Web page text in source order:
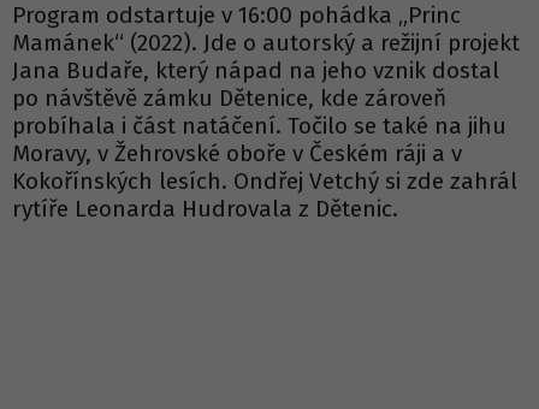
Program odstartuje v 16:00 pohádka „Princ
Mamánek“ (2022). Jde o autorský a režijní projekt
Jana Budaře, který nápad na jeho vznik dostal
po návštěvě zámku Dětenice, kde zároveň
probíhala i část natáčení. Točilo se také na jihu
Moravy, v Žehrovské oboře v Českém ráji a v
Kokořínských lesích. Ondřej Vetchý si zde zahrál
rytíře Leonarda Hudrovala z Dětenic.